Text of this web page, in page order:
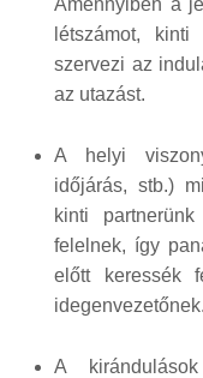
létszámot,
szervezi az
az utazást.
A helyi
időjárás, stb.)
kinti
felelnek, így
előtt keressék
idegenvezetőnek.
A